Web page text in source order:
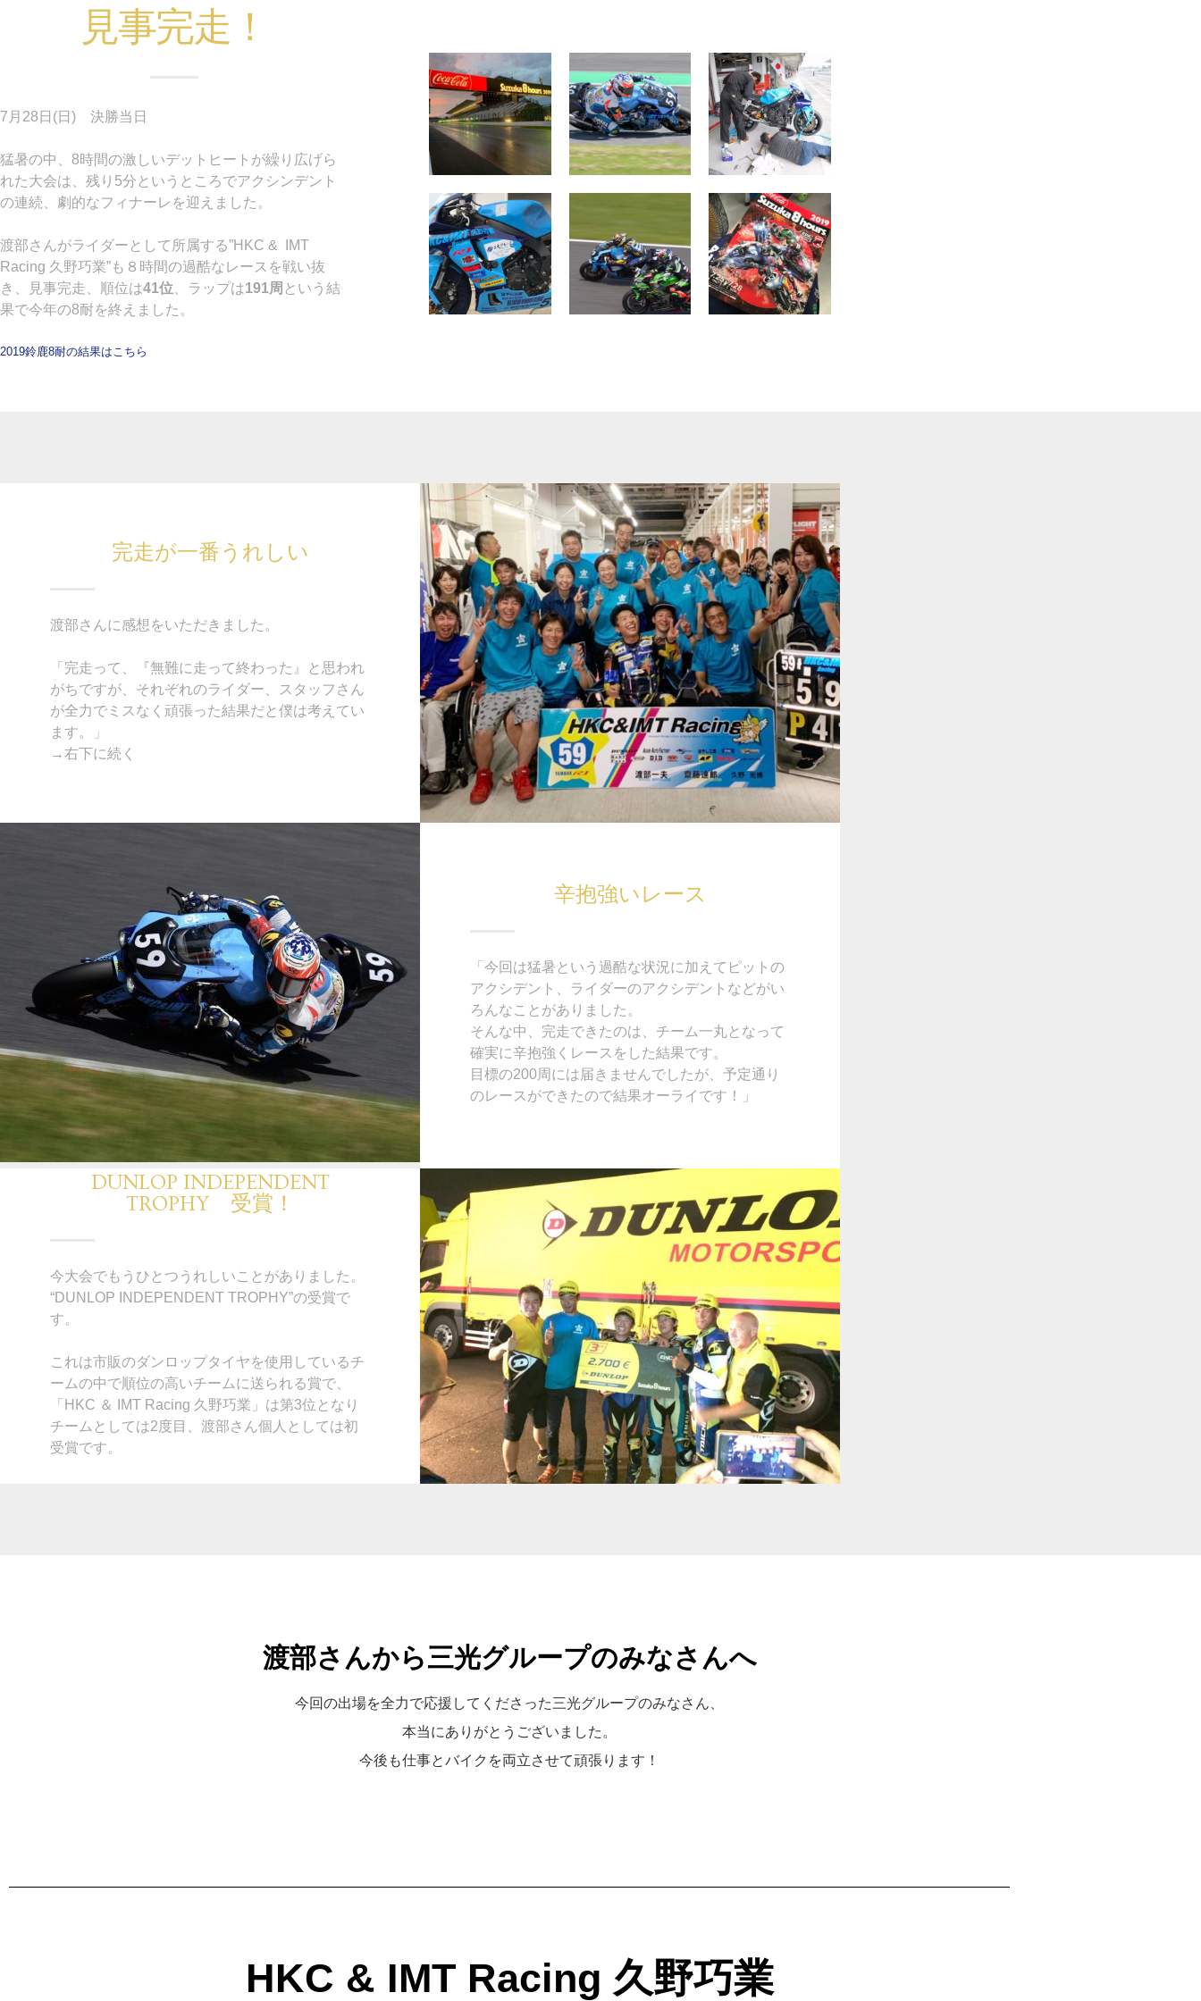
見事完走！
7 月 28 日 ( 日 ) 決勝当日
猛暑の中、8時間の激しいデットヒートが繰り広げら
れた大会は、残り5分というところでアクシンデント
の連続、劇的なフィナーレを迎えました。
渡部さんがライダーとして所属する”HKC & IMT
Racing 久野巧業”も８時間の過酷なレースを戦い抜
き、見事完走、順位は41位 、ラップは191周 という結
果で今年の8耐を終えました。
2019鈴鹿8耐の結果はこちら
完走が一番うれしい
渡部さんに感想をいただきました。
「完走って、『無難に走って終わった』と思われ
がちですが、それぞれのライダー、スタッフさん
が全力でミスなく頑張った結果だと僕は考えてい
ます。」
→右下に続く
辛抱強いレース
「今回は猛暑という過酷な状況に加えてピットの
アクシデント、ライダーのアクシデントなどがい
ろんなことがありました。
そんな中、完走できたのは、チーム一丸となって
確実に辛抱強くレースをした結果です。
目標の200周には届きませんでしたが、予定通り
のレースができたので結果オーライです！」
DUNLOP INDEPENDENT
TROPHY 受賞！
今大会でもうひとつうれしいことがありました。
“DUNLOP INDEPENDENT TROPHY”の受賞で
す。
これは市販のダンロップタイヤを使用しているチ
ームの中で順位の高いチームに送られる賞で、
「HKC ＆ IMT Racing 久野巧業」は第3位となり
チームとしては2度目、渡部さん個人としては初
受賞です。
渡部さんから三光グループのみなさんへ
今回の出場を全力で応援してくださった三光グループのみなさん、
本当にありがとうございました。
今後も仕事とバイクを両立させて頑張ります！
HKC & IMT Racing 久野巧業